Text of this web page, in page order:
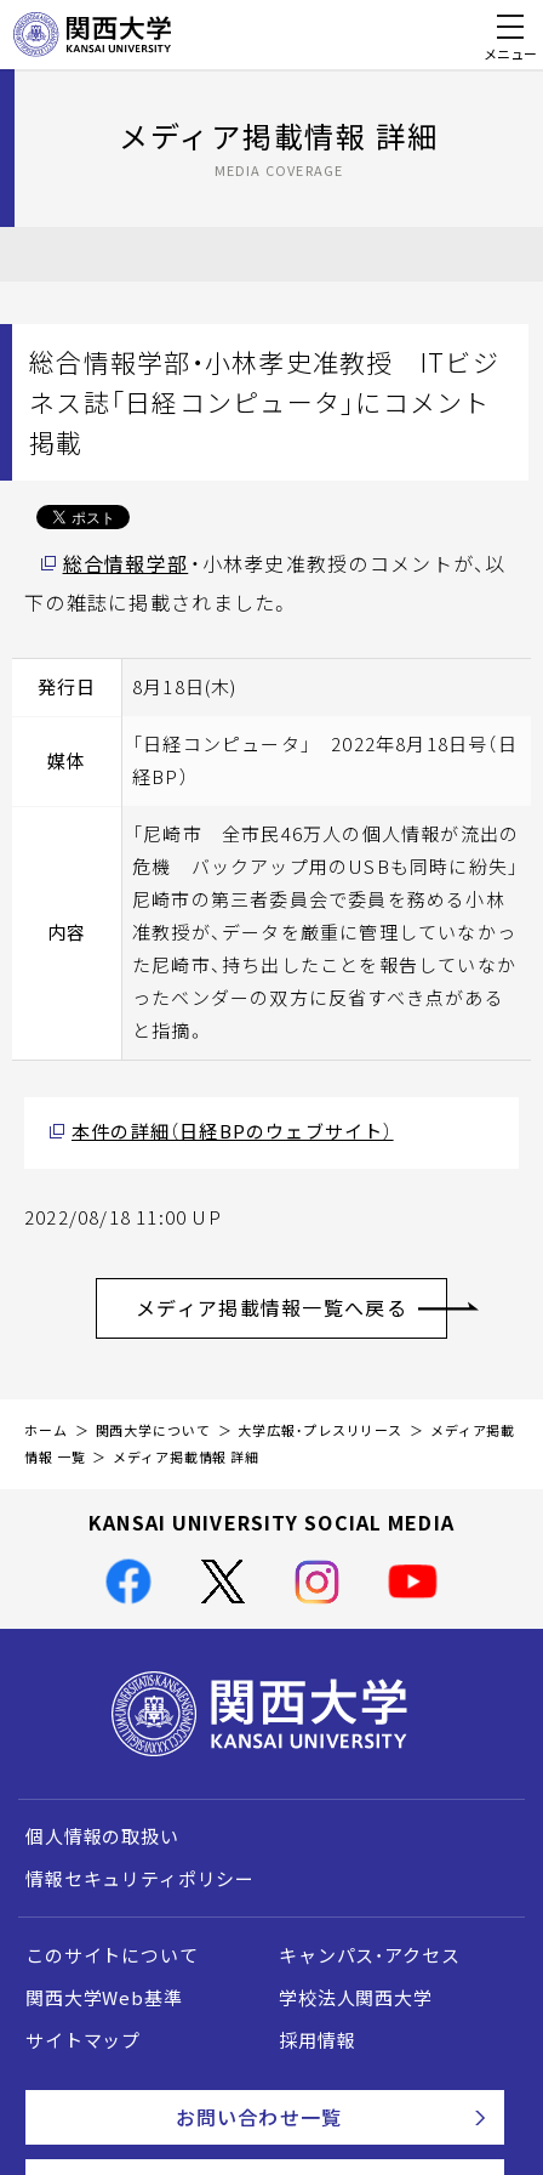
メニュー
メディア掲載情報 詳細
MEDIA COVERAGE
総合情報学部・小林孝史准教授 ITビジ
ネス誌「日経コンピュータ」にコメント
掲載
総合情報学部 ・小林孝史准教授のコメントが、以
下の雑誌に掲載されました。
発行日 8月18日(木)
媒体
「日経コンピュータ」 2022年8月18日号（日
経BP）
内容
「尼崎市 全市民46万人の個人情報が流出の
危機 バックアップ用のUSBも同時に紛失」
尼崎市の第三者委員会で委員を務める小林
准教授が、データを厳重に管理していなかっ
た尼崎市、持ち出したことを報告していなか
ったベンダーの双方に反省すべき点がある
と指摘。
本件の詳細（日経BPのウェブサイト）
2022/08/18 11:00 UP
メディア掲載情報一覧へ戻る
ホーム 関西大学について 大学広報・プレスリリース
メディア掲載
情報 一覧
メディア掲載情報 詳細
KANSAI UNIVERSITY SOCIAL MEDIA
個人情報の取扱い
情報セキュリティポリシー
このサイトについて
キャンパス・アクセス
関西大学Web基準
学校法人関西大学
サイトマップ
採用情報
お問い合わせ一覧